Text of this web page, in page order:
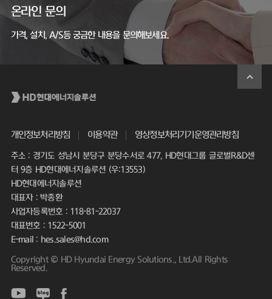
온라인 문의
가격, 설치, A/S등 궁금한 내용을 문의해보세요.
개인정보처리방침 이용약관 영상정보처리기기운영관리방침
주소 : 경기도 성남시 분당구 분당수서로 477, HD현대그룹 글로벌R&D센
터 9층 HD현대에너지솔루션 (우:13553)
HD현대에너지솔루션
대표자 : 박종환
사업자등록번호 : 118-81-22037
대표번호 : 1522-5001
E-mail : hes.sales@hd.com
Copyright © HD Hyundai Energy Solutions., Ltd.All Rights
Reserved.